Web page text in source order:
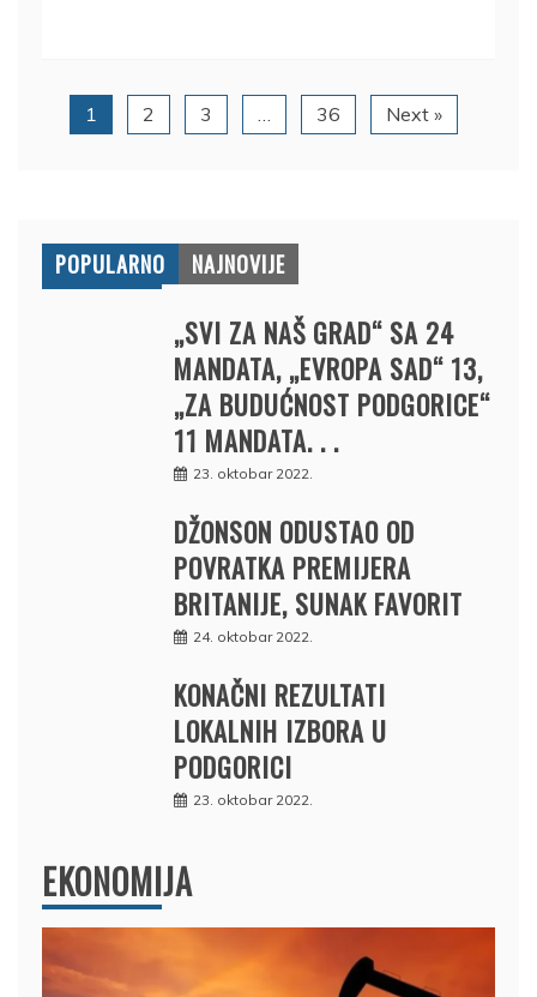
1 2 3 … 36 Next »
POPULARNO NAJNOVIJE
„SVI ZA NAŠ GRAD“ SA 24
MANDATA, „EVROPA SAD“ 13,
„ZA BUDUĆNOST PODGORICE“
11 MANDATA. . .
23. oktobar 2022.
DŽONSON ODUSTAO OD
POVRATKA PREMIJERA
BRITANIJE, SUNAK FAVORIT
24. oktobar 2022.
KONAČNI REZULTATI
LOKALNIH IZBORA U
PODGORICI
23. oktobar 2022.
EKONOMIJA